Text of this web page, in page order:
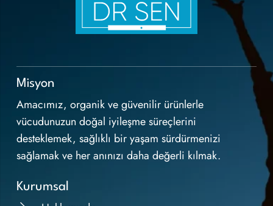
Misyon
Amacımız, organik ve güvenilir ürünlerle
vücudunuzun doğal iyileşme süreçlerini
desteklemek, sağlıklı bir yaşam sürdürmenizi
sağlamak ve her anınızı daha değerli kılmak.
Kurumsal